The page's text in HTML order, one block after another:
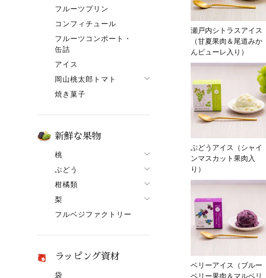
フルーツゼリー一覧
果肉入りタイプ
ピューレタイプ
フルーツプリン
コンフィチュール
フルーツコンポート・
缶詰
アイス
岡山桃太郎トマト
でざあととまと
焼き菓子
新鮮な果物
桃
桃一覧
白鳳【7月上旬～】
おかやま夢白桃【7月中
黄金桃【9月上旬頃～】
ぶどう
ぶどう一覧
シャインマスカット
柑橘類
せとか
梨
梨一覧
フルベジファクトリー
ラッピング資材
袋
瀬戸内シトラスアイス
（甘夏果肉＆尾道みか
んピューレ入り）
ぶどうアイス（シャイ
ンマスカット果肉入
り）
ベリーアイス（ブルー
ベリー果肉＆マルベリ